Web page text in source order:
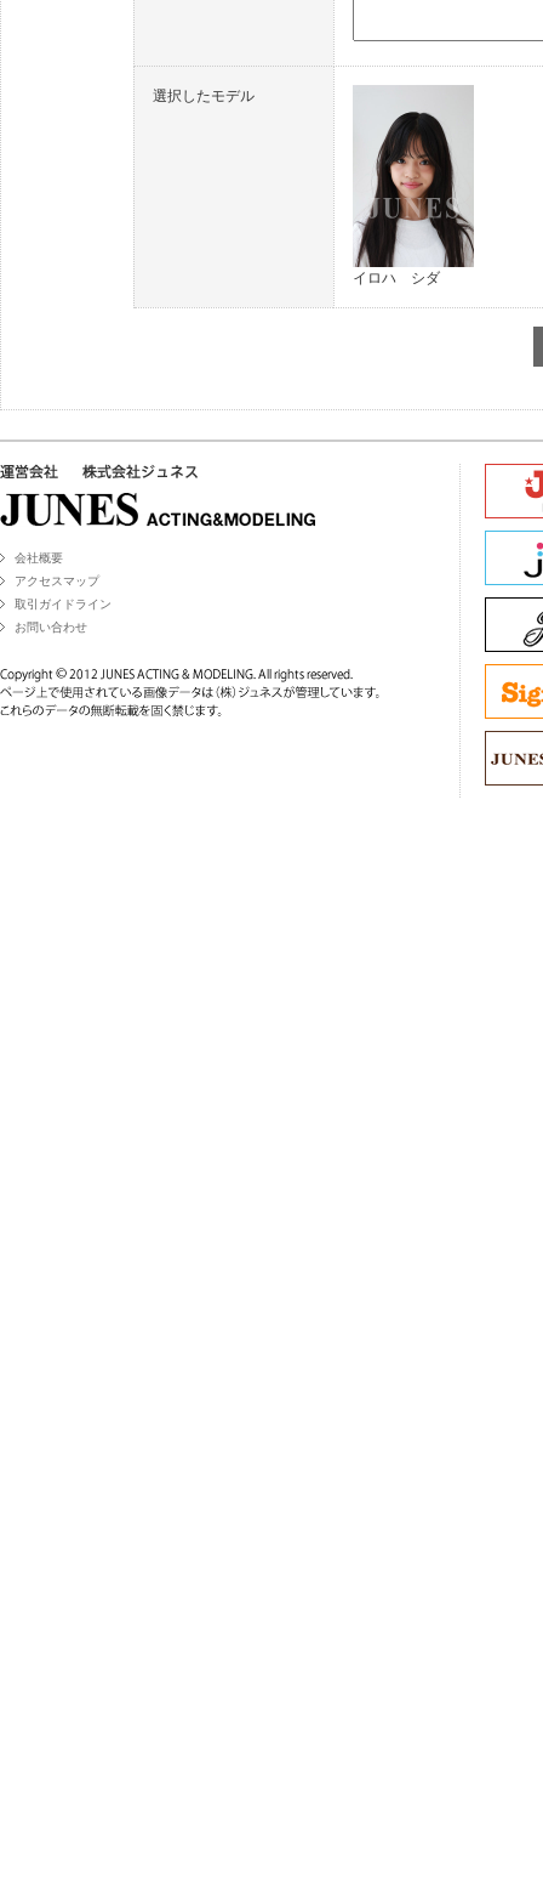
選択したモデル
イロハ シダ
会社概要
アクセスマップ
取引ガイドライン
お問い合わせ